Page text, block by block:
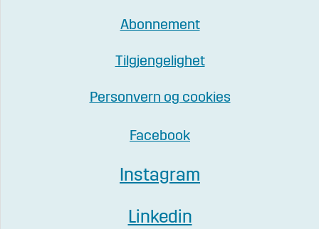
Abonnement
Tilgjengelighet
Personvern og cookies
Facebook
Instagram
Linkedin